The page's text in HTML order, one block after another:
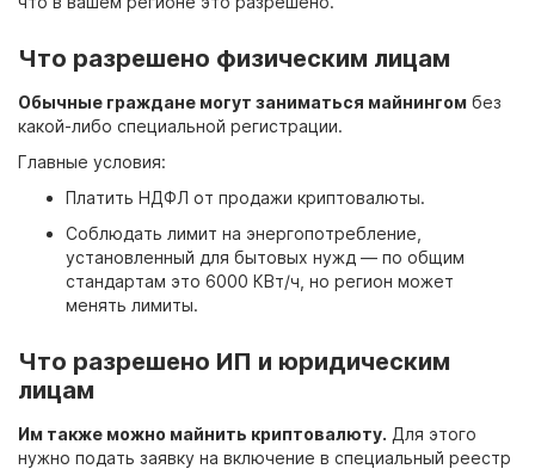
Что разрешено физическим лицам
Обычные граждане могут заниматься майнингом без
какой-либо специальной регистрации.
Главные условия:
Платить НДФЛ от продажи криптовалюты.
Соблюдать лимит на энергопотребление,
установленный для бытовых нужд — по общим
стандартам это 6000 КВт/ч, но регион может
менять лимиты.
Что разрешено ИП и юридическим
лицам
Им также можно майнить криптовалюту. Для этого
нужно подать заявку на включение в специальный реестр